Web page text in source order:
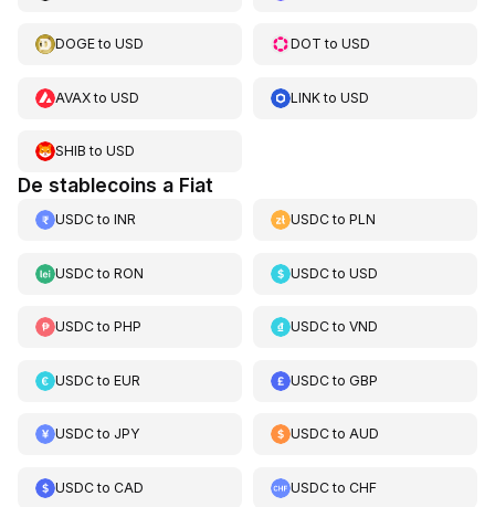
DOGEto USD DOT toUSD
AVAXto USD LINKtoUSD
SHIB to USD
De stablecoins a Fiat
USDCto INR USDCtoPLN
USDCto RON USDCtoUSD
USDCto PHP USDCtoVND
USDCto EUR USDCtoGBP
USDCto JPY USDCtoAUD
USDCto CAD USDCtoCHF